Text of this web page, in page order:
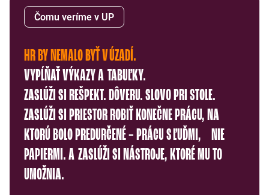
Čomu veríme v UP
HR BY NEMALO BYŤ V ÚZADÍ.
VYPĹŇAŤ VÝKAZY A TABUĽKY.
ZASLÚŽI SI REŠPEKT. DÔVERU. SLOVO PRI STOLE.
ZASLÚŽI SI PRIESTOR ROBIŤ KONEČNE PRÁCU, NA
KTORÚ BOLO PREDURČENÉ – PRÁCU S ĽUĎMI, NIE
PAPIERMI. A ZASLÚŽI SI NÁSTROJE, KTORÉ MU TO
UMOŽNIA.